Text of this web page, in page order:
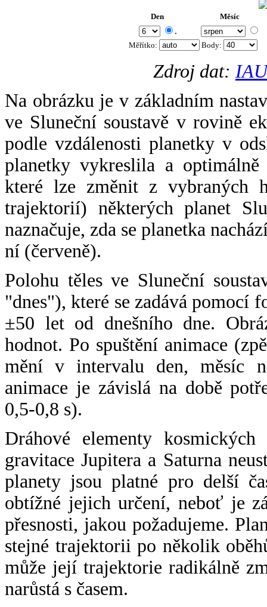
Den Měsíc
.
Měřítko: Body:
Zdroj dat:
Na obrázku je v základním
ve Sluneční soustavě v rovině
podle vzdálenosti planetky v
planetky vykreslila a
které lze změnit z vybraných
trajektorií) některých planet
naznačuje, zda se planetka
ní (červeně).
Polohu těles ve Sluneční
"dnes"), které se zadává pomocí
±50 let od dnešního dne.
hodnot. Po spuštění animace
mění v intervalu den, měsíc
animace je závislá na době
0,5-0,8 s).
Dráhové elementy
gravitace Jupitera a Saturna
planety jsou platné pro delší
obtížné jejich určení, neboť je
přesnosti, jakou požadujeme.
stejné trajektorii po několik
může její trajektorie radikálně
narůstá s časem.